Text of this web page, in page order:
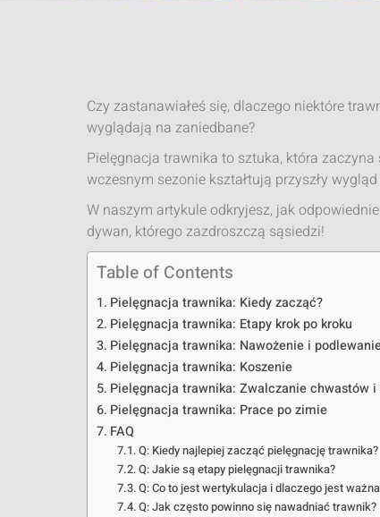
Czy zastanawiałeś się, dlaczego niektóre
wyglądają na zaniedbane?
Pielęgnacja trawnika to sztuka, która
wczesnym sezonie kształtują przyszły
W naszym artykule odkryjesz, jak
dywan, którego zazdroszczą sąsiedzi!
Table of Contents
Pielęgnacja trawnika: Kiedy zacząć?
Pielęgnacja trawnika: Etapy krok po kroku
Pielęgnacja trawnika: Nawożenie i
Pielęgnacja trawnika: Koszenie
Pielęgnacja trawnika: Zwalczanie chwastów i
Pielęgnacja trawnika: Prace po zimie
FAQ
Q: Kiedy najlepiej zacząć pielęgnację trawnika?
Q: Jakie są etapy pielęgnacji trawnika?
Q: Co to jest wertykulacja i dlaczego jest
Q: Jak często powinno się nawadniać trawnik?